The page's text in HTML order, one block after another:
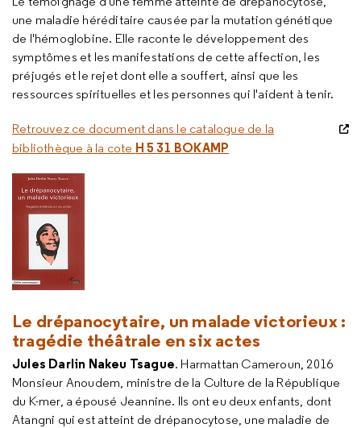
une maladie héréditaire causée par la mutation génétique
de l'hémoglobine. Elle raconte le développement des
symptômes et les manifestations de cette affection, les
préjugés et le rejet dont elle a souffert, ainsi que les
ressources spirituelles et les personnes qui l'aident à tenir.
Retrouvez ce document dans le catalogue de la
bibliothèque à la cote H 5 31 BOKAMP
Le drépanocytaire, un malade victorieux:
tragédie théâtrale en six actes
Jules Darlin Nakeu Tsague. Harmattan Cameroun, 2016
Monsieur Anoudem, ministre de la Culture de la République
du K-mer, a épousé Jeannine. Ils ont eu deux enfants, dont
Atangni qui est atteint de drépanocytose, une maladie de